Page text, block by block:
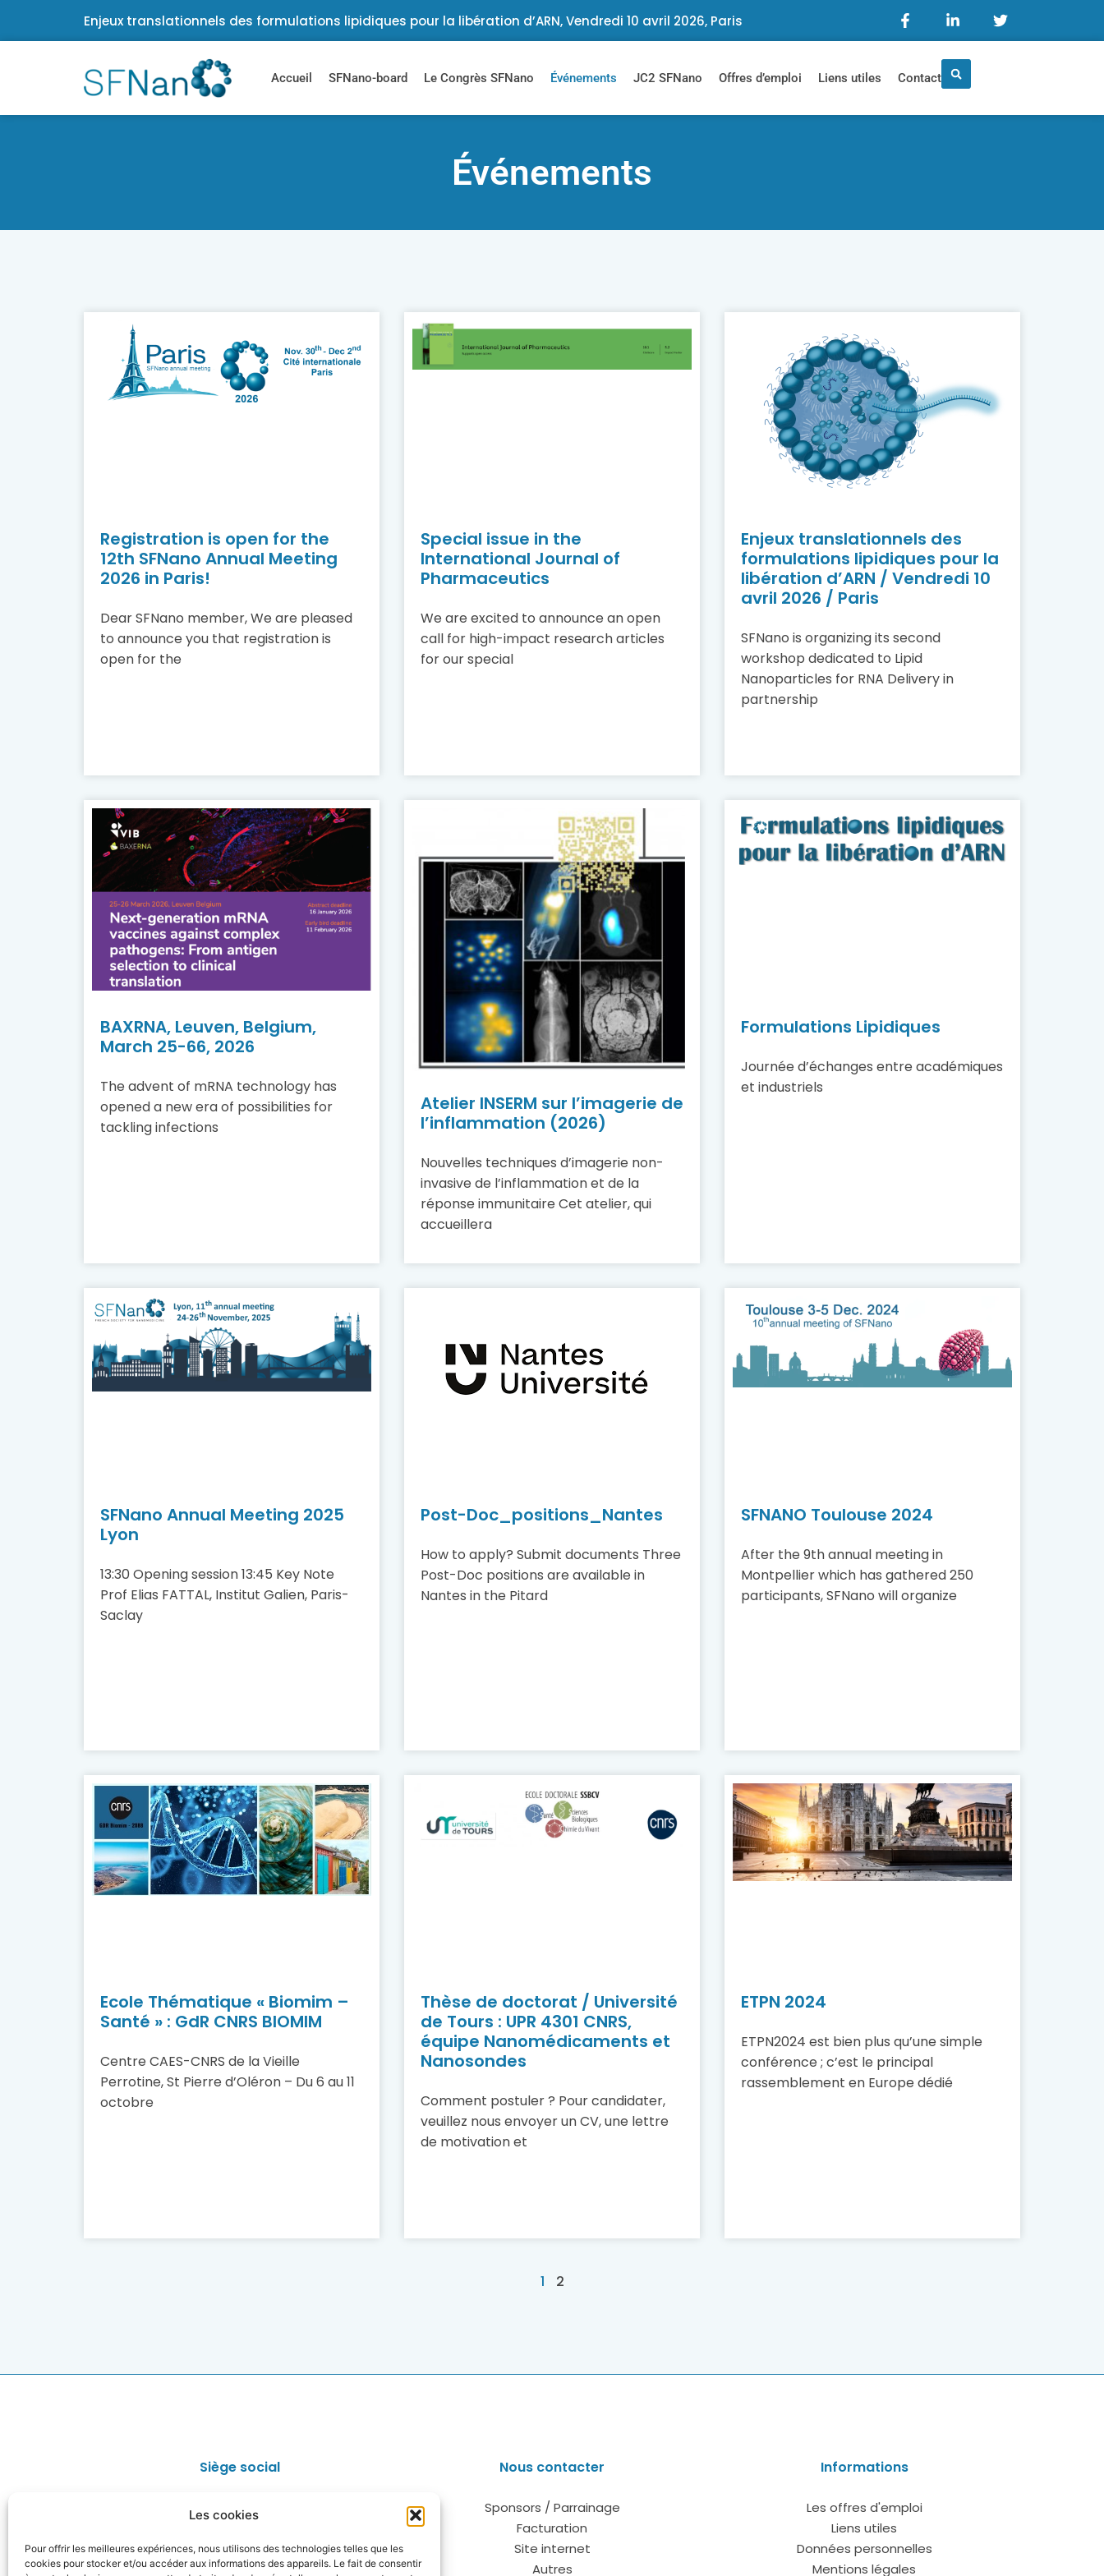
Les cookies
Pour offrir les meilleures expériences, nous utilisons des technologies telles que les
cookies pour stocker et/ou accéder aux informations des appareils. Le fait de consentir
Enjeux translationnels des formulations lipidiques pour la libération d’ARN, Vendredi 10 avril 2026, Paris
Accueil SFNano-board Le Congrès SFNano Événements JC2 SFNano Offres d’emploi Liens utiles Contact
Événements
Registration is open for the
12th SFNano Annual Meeting
2026 in Paris!
Dear SFNano member, We are pleased
to announce you that registration is
open for the
Special issue in the
International Journal of
Pharmaceutics
We are excited to announce an open
call for high-impact research articles
for our special
Enjeux translationnels des
formulations lipidiques pour la
libération d’ARN / Vendredi 10
avril 2026 / Paris
SFNano is organizing its second
workshop dedicated to Lipid
Nanoparticles for RNA Delivery in
partnership
BAXRNA, Leuven, Belgium,
March 25-66, 2026
The advent of mRNA technology has
opened a new era of possibilities for
tackling infections
Atelier INSERM sur l’imagerie de
l’inflammation (2026)
Nouvelles techniques d’imagerie non-
invasive de l’inflammation et de la
réponse immunitaire Cet atelier, qui
accueillera
Formulations Lipidiques
Journée d’échanges entre académiques
et industriels
SFNano Annual Meeting 2025
Lyon
13:30 Opening session 13:45 Key Note
Prof Elias FATTAL, Institut Galien, Paris-
Saclay
Post-Doc_positions_Nantes
How to apply? Submit documents Three
Post-Doc positions are available in
Nantes in the Pitard
SFNANO Toulouse 2024
After the 9th annual meeting in
Montpellier which has gathered 250
participants, SFNano will organize
Ecole Thématique « Biomim –
Santé » : GdR CNRS BIOMIM
Centre CAES-CNRS de la Vieille
Perrotine, St Pierre d’Oléron – Du 6 au 11
octobre
Thèse de doctorat / Université
de Tours : UPR 4301 CNRS,
équipe Nanomédicaments et
Nanosondes
Comment postuler ? Pour candidater,
veuillez nous envoyer un CV, une lettre
de motivation et
ETPN 2024
ETPN2024 est bien plus qu’une simple
conférence ; c’est le principal
rassemblement en Europe dédié
1 2
Siège social
Faculté des Sciences Pharmaceutiques
75006 PARIS
N° Siret : 81100192400018
Nous contacter
Sponsors / Parrainage
Facturation
Site internet
Autres
Informations
Les offres d'emploi
Liens utiles
Données personnelles
Mentions légales